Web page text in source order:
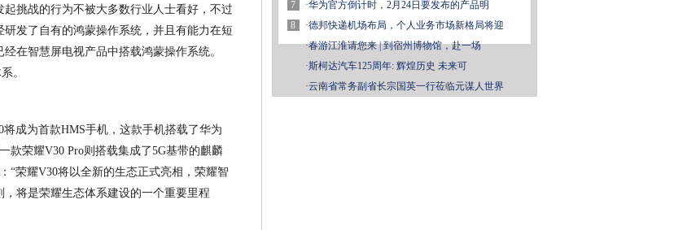
挑战的行为不被大多数行业人士看好，不过
发了自有的鸿蒙操作系统，并且有能力在短
在智慧屏电视产品中搭载鸿蒙操作系统。
。
成为首款HMS手机，这款手机搭载了华为
款荣耀V30 Pro则搭载集成了5G基带的麒麟
“荣耀V30将以全新的生态正式亮相，荣耀智
将是荣耀生态体系建设的一个重要里程
7
8
·华为官方倒计时，2月24日要发布的产品明
·德邦快递机场布局，个人业务市场新格局将迎
·春游江淮请您来 | 到宿州博物馆，赴一场
·斯柯达汽车125周年: 辉煌历史 未来可
·云南省常务副省长宗国英一行莅临元谋人世界